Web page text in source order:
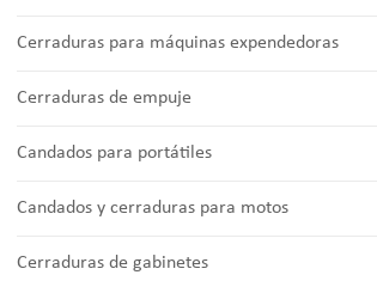
Cerraduras para máquinas expendedoras
Cerraduras de empuje
Candados para portátiles
Candados y cerraduras para motos
Cerraduras de gabinetes